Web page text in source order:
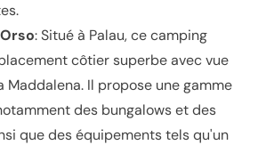
: Situé à Palau, ce camping
côtier superbe avec vue
Maddalena. Il propose une gamme
des bungalows et des
que des équipements tels qu'un